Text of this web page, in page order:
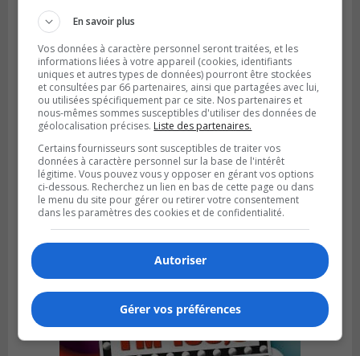
LONGUEUIL
Publié le 5 août 2026 à 08h38
Les Ducs s’inclinent 4‑3 face à ABC 16U
dans un match serré à Longueuil
En savoir plus
Vos données à caractère personnel seront traitées, et les
informations liées à votre appareil (cookies, identifiants
uniques et autres types de données) pourront être stockées
et consultées par 66 partenaires, ainsi que partagées avec lui,
ou utilisées spécifiquement par ce site. Nos partenaires et
nous-mêmes sommes susceptibles d'utiliser des données de
géolocalisation précises. Liste des partenaires.
Certains fournisseurs sont susceptibles de traiter vos
données à caractère personnel sur la base de l'intérêt
légitime. Vous pouvez vous y opposer en gérant vos options
ci-dessous. Recherchez un lien en bas de cette page ou dans
le menu du site pour gérer ou retirer votre consentement
dans les paramètres des cookies et de confidentialité.
Autoriser
Gérer vos préférences